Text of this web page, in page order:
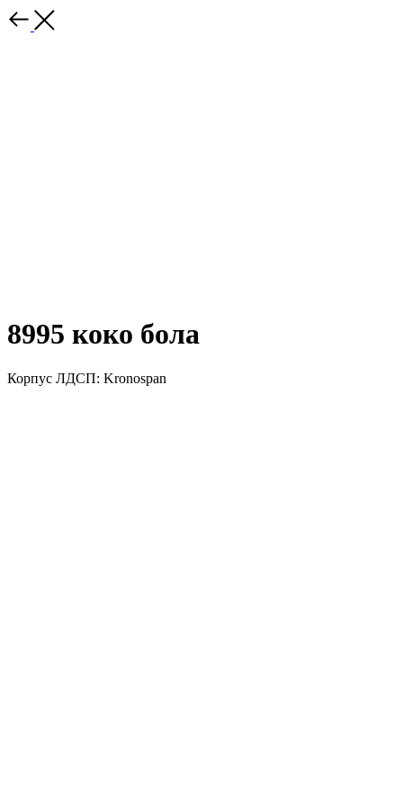
8995 коко бола
Корпус ЛДСП: Kronospan